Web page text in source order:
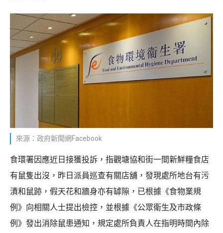
來源：政府新聞網Facebook
食環署因應近日接獲投訴，指觀塘協和街一間新鮮糧食店
有鼠隻出沒，昨日派員巡查有關店舖，發現處所地台有污
漬和鼠跡，假天花和牆身亦有罅隙，已根據《食物業規
例》向相關人士提出檢控，並根據《公眾衛生及市政條
例》發出消除鼠患通知，規定處所負責人在指明時間內除